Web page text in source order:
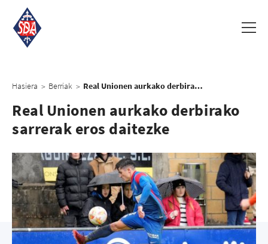
Hasiera > Berriak > Real Unionen aurkako derbirako sarrerak eros daitezke
Real Unionen aurkako derbirako
sarrerak eros daitezke